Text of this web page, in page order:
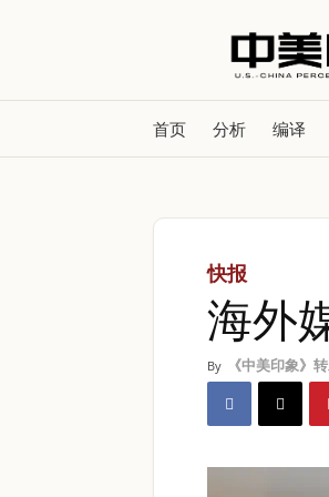
首页 分析 编译
快报
海外
By 《中美印象》